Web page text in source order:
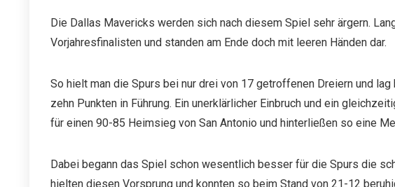
Die Dallas Mavericks werden sich nach diesem Spiel sehr ärgern.
Vorjahresfinalisten und standen am Ende doch mit leeren Händen dar.
So hielt man die Spurs bei nur drei von 17 getroffenen Dreiern und
zehn Punkten in Führung. Ein unerklärlicher Einbruch und ein
für einen 90-85 Heimsieg von San Antonio und hinterließen so eine
Dabei begann das Spiel schon wesentlich besser für die Spurs die
hielten diesen Vorsprung und konnten so beim Stand von 21-12